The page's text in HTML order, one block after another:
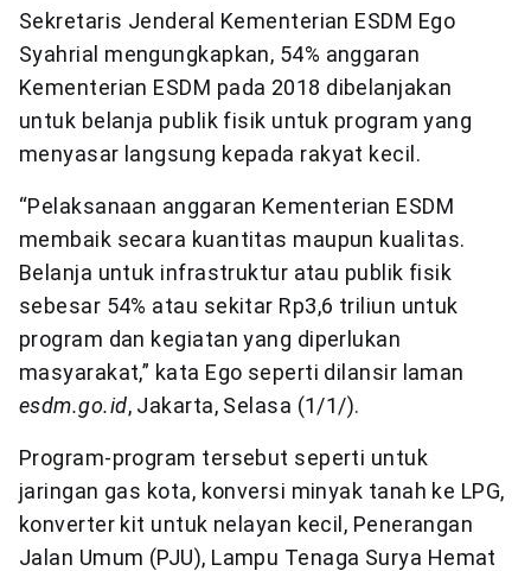
Sekretaris Jenderal Kementerian ESDM Ego
Syahrial mengungkapkan, 54% anggaran
Kementerian ESDM pada 2018 dibelanjakan
untuk belanja publik fisik untuk program yang
menyasar langsung kepada rakyat kecil.
“Pelaksanaan anggaran Kementerian ESDM
membaik secara kuantitas maupun kualitas.
Belanja untuk infrastruktur atau publik fisik
sebesar 54% atau sekitar Rp3,6 triliun untuk
program dan kegiatan yang diperlukan
masyarakat,” kata Ego seperti dilansir laman
esdm.go.id, Jakarta, Selasa (1/1/).
Program-program tersebut seperti untuk
jaringan gas kota, konversi minyak tanah ke LPG,
konverter kit untuk nelayan kecil, Penerangan
Jalan Umum (PJU), Lampu Tenaga Surya Hemat